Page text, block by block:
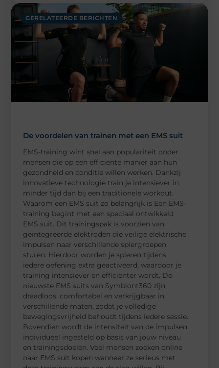
GERELATEERDE BERICHTEN
De voordelen van trainen met een EMS suit
EMS-training wint snel aan populariteit onder
mensen die op een efficiënte manier aan hun
gezondheid en conditie willen werken. Dankzij
innovatieve technologie train je intensiever in
minder tijd dan bij een traditionele workout.
Waarom een EMS suit zo belangrijk is Een EMS-
training begint met een speciaal ontwikkeld
EMS suit. Dit trainingspak is voorzien van
geïntegreerde elektroden die veilige elektrische
impulsen naar verschillende spiergroepen
sturen. Hierdoor worden je spieren tijdens
iedere oefening extra geactiveerd, waardoor je
training intensiever en efficiënter wordt. De
nieuwste EMS suits van Symbiont360 zijn
draadloos, comfortabel en verkrijgbaar in
verschillende maten, zodat je volledige
bewegingsvrijheid behoudt tijdens iedere sessie.
Bovendien wordt de intensiteit van de impulsen
individueel ingesteld op basis van jouw niveau
en trainingsdoelen. Veel mensen zoeken online
naar EMS suit kopen wanneer ze serieus met